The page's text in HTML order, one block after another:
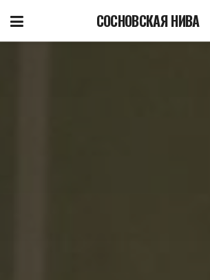
СОСНОВСКАЯ НИВА